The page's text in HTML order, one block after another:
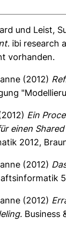
und Leist,
ibi research
vorhanden.
(2012)
Ein
einen
2012,
(2012)
(2012)
Business